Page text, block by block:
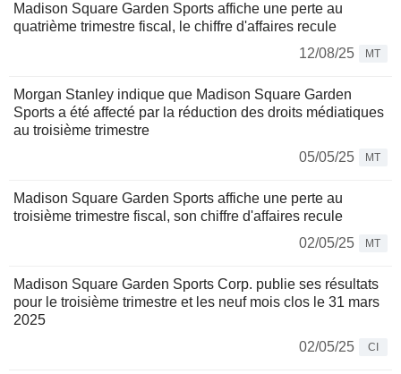
Madison Square Garden Sports affiche une perte au
quatrième trimestre fiscal, le chiffre d'affaires recule
12/08/25
MT
Morgan Stanley indique que Madison Square Garden
Sports a été affecté par la réduction des droits médiatiques
au troisième trimestre
05/05/25
MT
Madison Square Garden Sports affiche une perte au
troisième trimestre fiscal, son chiffre d'affaires recule
02/05/25
MT
Madison Square Garden Sports Corp. publie ses résultats
pour le troisième trimestre et les neuf mois clos le 31 mars
2025
02/05/25
CI